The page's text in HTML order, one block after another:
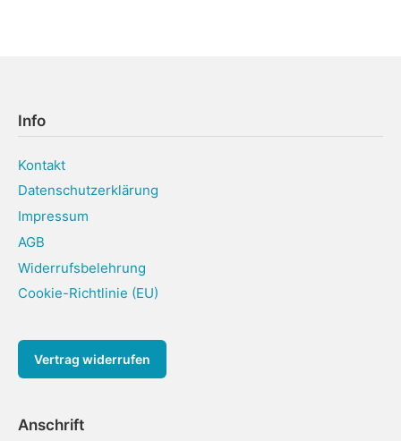
Info
Kontakt
Datenschutzerklärung
Impressum
AGB
Widerrufsbelehrung
Cookie-Richtlinie (EU)
Vertrag widerrufen
Anschrift